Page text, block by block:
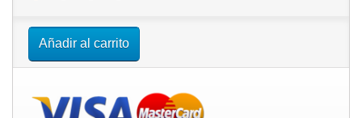
Añadir al carrito